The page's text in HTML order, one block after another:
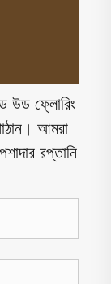
উড ফ্লোরিং
আমরা
রপ্তানি